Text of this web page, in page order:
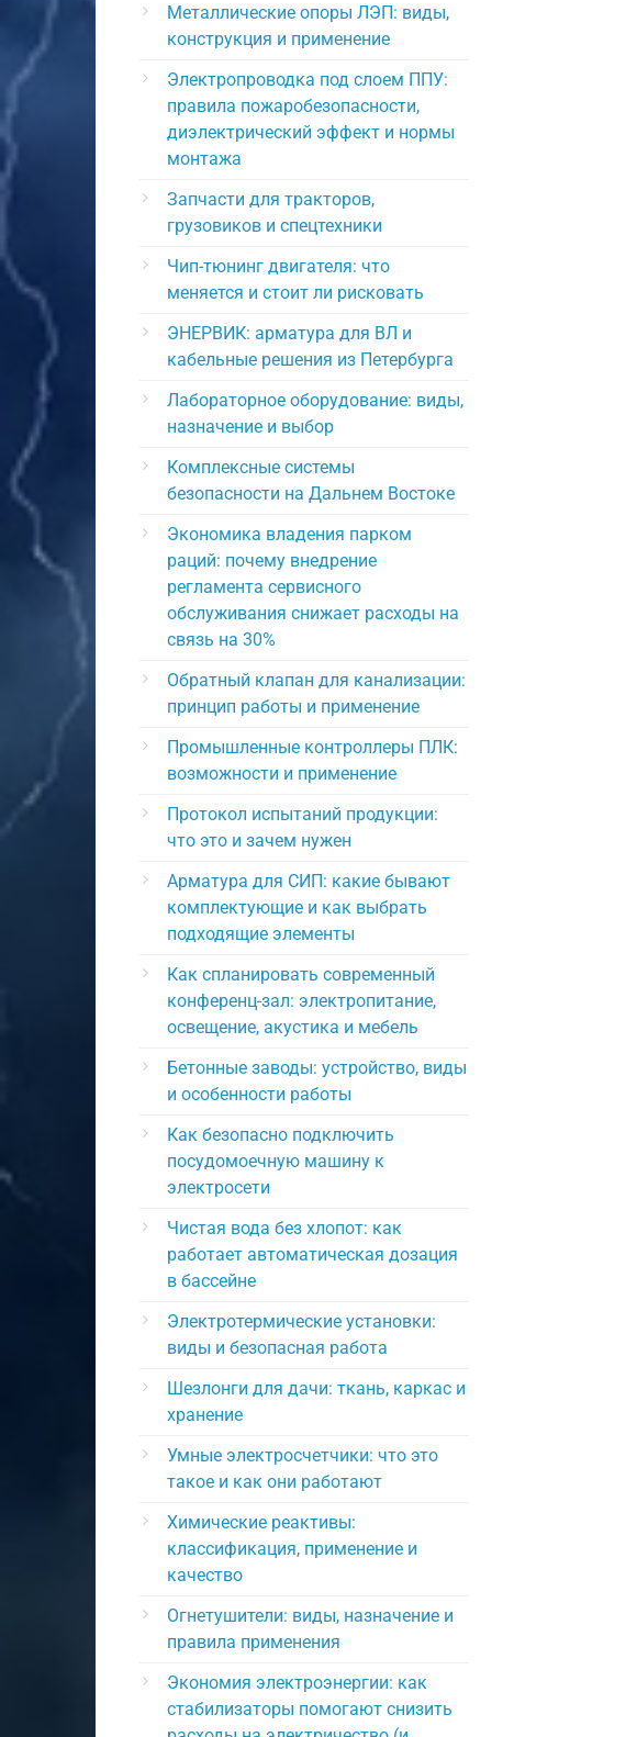
Металлические опоры ЛЭП: виды,
конструкция и применение
Электропроводка под слоем ППУ:
правила пожаробезопасности,
диэлектрический эффект и нормы
монтажа
Запчасти для тракторов,
грузовиков и спецтехники
Чип-тюнинг двигателя: что
меняется и стоит ли рисковать
ЭНЕРВИК: арматура для ВЛ и
кабельные решения из Петербурга
Лабораторное оборудование: виды,
назначение и выбор
Комплексные системы
безопасности на Дальнем Востоке
Экономика владения парком
раций: почему внедрение
регламента сервисного
обслуживания снижает расходы на
связь на 30%
Обратный клапан для канализации:
принцип работы и применение
Промышленные контроллеры ПЛК:
возможности и применение
Протокол испытаний продукции:
что это и зачем нужен
Арматура для СИП: какие бывают
комплектующие и как выбрать
подходящие элементы
Как спланировать современный
конференц-зал: электропитание,
освещение, акустика и мебель
Бетонные заводы: устройство, виды
и особенности работы
Как безопасно подключить
посудомоечную машину к
электросети
Чистая вода без хлопот: как
работает автоматическая дозация
в бассейне
Электротермические установки:
виды и безопасная работа
Шезлонги для дачи: ткань, каркас и
хранение
Умные электросчетчики: что это
такое и как они работают
Химические реактивы:
классификация, применение и
качество
Огнетушители: виды, назначение и
правила применения
Экономия электроэнергии: как
стабилизаторы помогают снизить